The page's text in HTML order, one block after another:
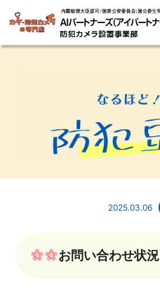
2025.03.06
お問い合わせ状況